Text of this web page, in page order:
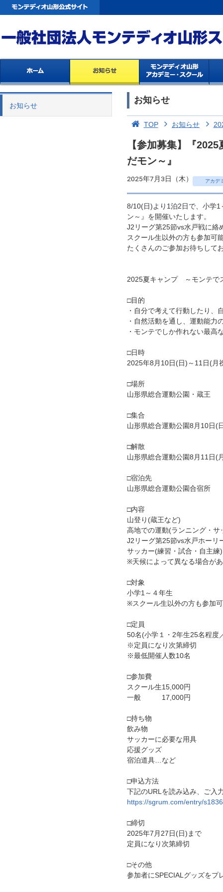
お知らせ
お知らせ
TOP お知らせ
【参加募集】『
だモン～』
2025年7月3日（木） アカデ
8/10(日)より1泊2日で、小学
ン～』を開催いたします。
J2リーグ第25節vs水戸戦に絡
スクール生以外の方も参加可
たくさんのご参加お待ちして
2025夏キャンプ ～モンテで
□目的
・自分で考えて行動したり、
・自然活動を通し、運動能力
・モンテでしか作れない最高
□日時
2025年8月10日(日)～11日(
□場所
山形県総合運動公園・蔵王
□集合
山形県総合運動公園8月10日(
□解散
山形県総合運動公園8月11日(
□宿泊先
山形県総合運動公園合宿所
□内容
山登り(蔵王など)
高地での運動(ランニング・サ
J2リーグ第25節vs水戸ホーリ
サッカー(練習・試合・自主
※天候によって異なる場合が
□対象
小学1～４年生
※スクール生以外の方も参加
□定員
50名(小学１・2年生25名程
※定員になり次第締切
※最低開催人数10名
□参加費
スクール生15,000円
一般 17,000円
□持ち物
飲み物
サッカーに必要な用具
応援グッズ
宿泊道具…など
□申込方法
下記のURLを読み込み、ご入
https://sgrum.com/entry/
□締切
2025年7月27日(日)まで
定員になり次第締切
□その他
参加者にSPECIALグッズをプ